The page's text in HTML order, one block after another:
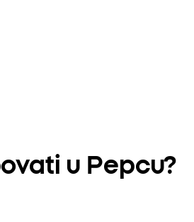
u Pepcu?